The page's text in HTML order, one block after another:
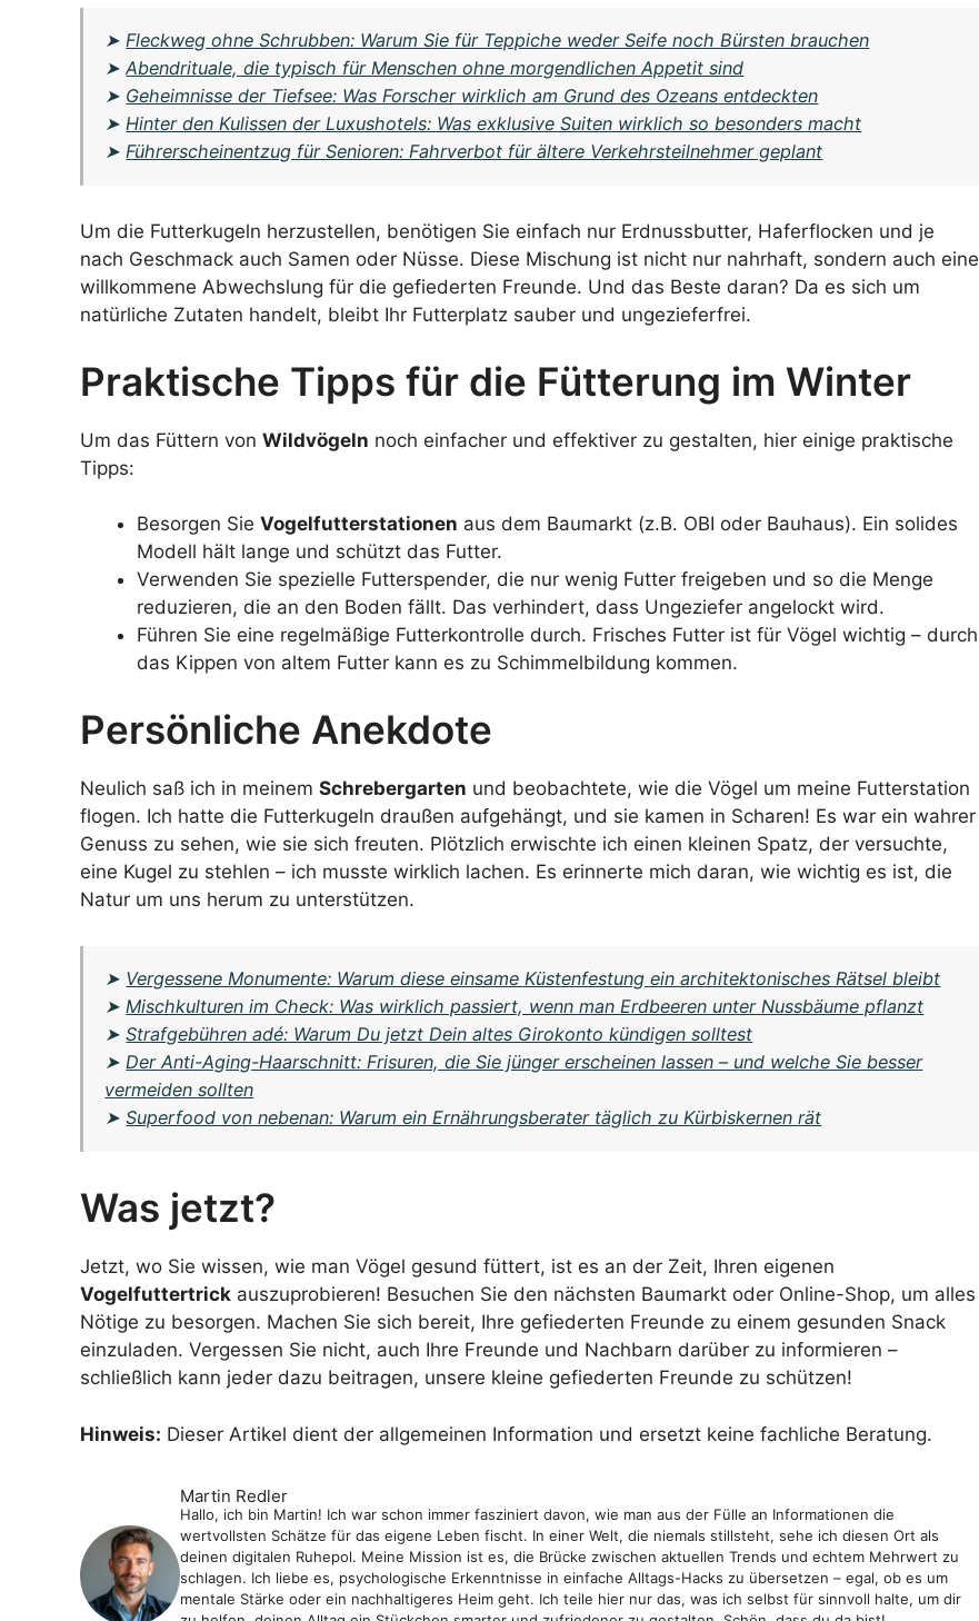
➤Fleckweg ohne Schrubben: Warum Sie für Teppiche weder Seife noch Bürsten brauchen
➤Abendrituale, die typisch für Menschen ohne morgendlichen Appetit sind
➤ Geheimnisse der Tiefsee: Was Forscher wirklich am Grund des Ozeans entdeckten
➤Hinter den Kulissen der Luxushotels: Was exklusive Suiten wirklich so besonders macht
➤Führerscheinentzug für Senioren: Fahrverbot für ältere Verkehrsteilnehmer geplant
Um die Futterkugeln herzustellen, benötigen Sie einfach nur Erdnussbutter, Haferflocken und je
nach Geschmack auch Samen oder Nüsse. Diese Mischung ist nicht nur nahrhaft, sondern auch eine
willkommene Abwechslung für die gefiederten Freunde. Und das Beste daran? Da es sich um
natürliche Zutaten handelt, bleibt Ihr Futterplatz sauber und ungezieferfrei.
Praktische Tipps für die Fütterung im Winter
Um das Füttern von Wildvögeln noch einfacher und effektiver zu gestalten, hier einige praktische
Tipps:
Besorgen Sie Vogelfutterstationen aus dem Baumarkt (z.B. OBI oder Bauhaus). Ein solides
Modell hält lange und schützt das Futter.
Verwenden Sie spezielle Futterspender, die nur wenig Futter freigeben und so die Menge
reduzieren, die an den Boden fällt. Das verhindert, dass Ungeziefer angelockt wird.
Führen Sie eine regelmäßige Futterkontrolle durch. Frisches Futter ist für Vögel wichtig – durch
das Kippen von altem Futter kann es zu Schimmelbildung kommen.
Persönliche Anekdote
Neulich saß ich in meinem Schrebergarten und beobachtete, wie die Vögel um meine Futterstation
flogen. Ich hatte die Futterkugeln draußen aufgehängt, und sie kamen in Scharen! Es war ein wahrer
Genuss zu sehen, wie sie sich freuten. Plötzlich erwischte ich einen kleinen Spatz, der versuchte,
eine Kugel zu stehlen – ich musste wirklich lachen. Es erinnerte mich daran, wie wichtig es ist, die
Natur um uns herum zu unterstützen.
➤ Vergessene Monumente: Warum diese einsame Küstenfestung ein architektonisches Rätsel bleibt
➤Mischkulturen im Check: Was wirklich passiert, wenn man Erdbeeren unter Nussbäume pflanzt
➤Strafgebühren adé: Warum Du jetzt Dein altes Girokonto kündigen solltest
➤Der Anti-Aging-Haarschnitt: Frisuren, die Sie jünger erscheinen lassen – und welche Sie besser
vermeiden sollten
➤Superfood von nebenan: Warum ein Ernährungsberater täglich zu Kürbiskernen rät
Was jetzt?
Jetzt, wo Sie wissen, wie man Vögel gesund füttert, ist es an der Zeit, Ihren eigenen
Vogelfuttertrick auszuprobieren! Besuchen Sie den nächsten Baumarkt oder Online-Shop, um alles
Nötige zu besorgen. Machen Sie sich bereit, Ihre gefiederten Freunde zu einem gesunden Snack
einzuladen. Vergessen Sie nicht, auch Ihre Freunde und Nachbarn darüber zu informieren –
schließlich kann jeder dazu beitragen, unsere kleine gefiederten Freunde zu schützen!
Hinweis: Dieser Artikel dient der allgemeinen Information und ersetzt keine fachliche Beratung.
Martin Redler
Hallo, ich bin Martin! Ich war schon immer fasziniert davon, wie man aus der Fülle an Informationen die
wertvollsten Schätze für das eigene Leben fischt. In einer Welt, die niemals stillsteht, sehe ich diesen Ort als
deinen digitalen Ruhepol. Meine Mission ist es, die Brücke zwischen aktuellen Trends und echtem Mehrwert zu
schlagen. Ich liebe es, psychologische Erkenntnisse in einfache Alltags-Hacks zu übersetzen – egal, ob es um
mentale Stärke oder ein nachhaltigeres Heim geht. Ich teile hier nur das, was ich selbst für sinnvoll halte, um dir